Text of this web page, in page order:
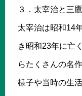
３．太宰治と三
太宰治は昭和14
き昭和23年に亡
らたくさんの名
様子や当時の生